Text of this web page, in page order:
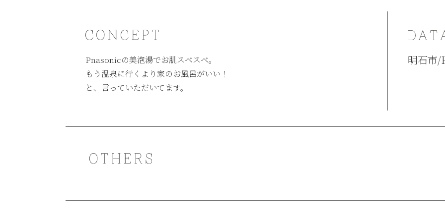
Pnasonicの美泡湯でお肌スベスベ。
もう温泉に行くより家のお風呂がいい！
と、言っていただいてます。
明石市/